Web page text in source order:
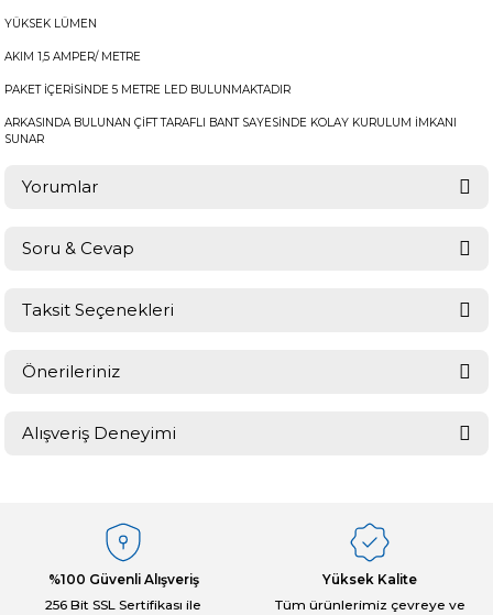
YÜKSEK LÜMEN
AKIM 1,5 AMPER/ METRE
PAKET İÇERİSİNDE 5 METRE LED BULUNMAKTADIR
ARKASINDA BULUNAN ÇİFT TARAFLI BANT SAYESİNDE KOLAY KURULUM İMKANI
SUNAR
Yorumlar
Soru & Cevap
Taksit Seçenekleri
Önerileriniz
konularda yetersiz gördüğünüz noktaları öneri formunu kullanarak
Ürün resmi kalitesiz, bozuk veya görüntülenemiyor.
Ürün açıklamasında eksik bilgiler bulunuyor.
Ürün bilgilerinde hatalar bulunuyor.
Alışveriş Deneyimi
Deneyimini Paylaş
%100 Güvenli Alışveriş
256 Bit SSL Sertifikası ile
Yüksek Kalite
Tüm ürünlerimiz çevreye ve